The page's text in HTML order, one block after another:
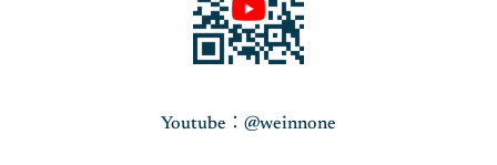
Youtube：@weinnone